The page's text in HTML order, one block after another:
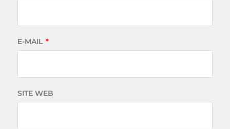
E-MAIL *
SITE WEB